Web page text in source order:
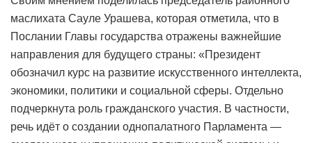
маслихата Сауле Урашева, которая отметила, что в
Послании Главы государства отражены важнейшие
направления для будущего страны: «Президент
обозначил курс на развитие искусственного интеллекта,
экономики, политики и социальной сферы. Отдельно
подчеркнута роль гражданского участия. В частности,
речь идёт о создании однопалатного Парламента —